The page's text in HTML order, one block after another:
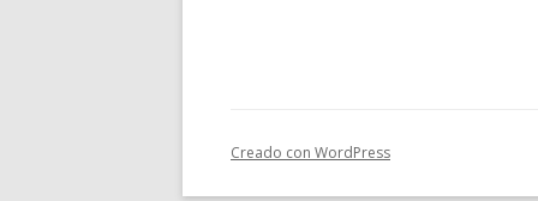
Creado con WordPress